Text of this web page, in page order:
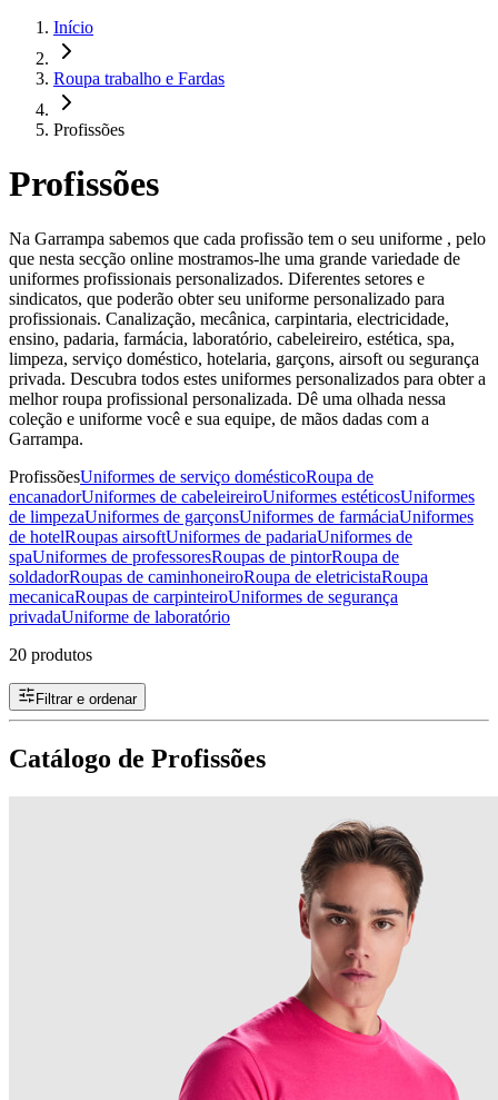
Início
Roupa trabalho e Fardas
Profissões
Profissões
Na Garrampa sabemos que cada profissão tem o seu uniforme , pelo
que nesta secção online mostramos-lhe uma grande variedade de
uniformes profissionais personalizados. Diferentes setores e
sindicatos, que poderão obter seu uniforme personalizado para
profissionais. Canalização, mecânica, carpintaria, electricidade,
ensino, padaria, farmácia, laboratório, cabeleireiro, estética, spa,
limpeza, serviço doméstico, hotelaria, garçons, airsoft ou segurança
privada. Descubra todos estes uniformes personalizados para obter a
melhor roupa profissional personalizada. Dê uma olhada nessa
coleção e uniforme você e sua equipe, de mãos dadas com a
Garrampa.
ProfissõesUniformes de serviço domésticoRoupa de
encanadorUniformes de cabeleireiroUniformes estéticosUniformes
de limpezaUniformes de garçonsUniformes de farmáciaUniformes
de hotelRoupas airsoftUniformes de padariaUniformes de
spaUniformes de professoresRoupas de pintorRoupa de
soldadorRoupas de caminhoneiroRoupa de eletricistaRoupa
mecanicaRoupas de carpinteiroUniformes de segurança
privadaUniforme de laboratório
20 produtos
Filtrar e ordenar
Catálogo de Profissões